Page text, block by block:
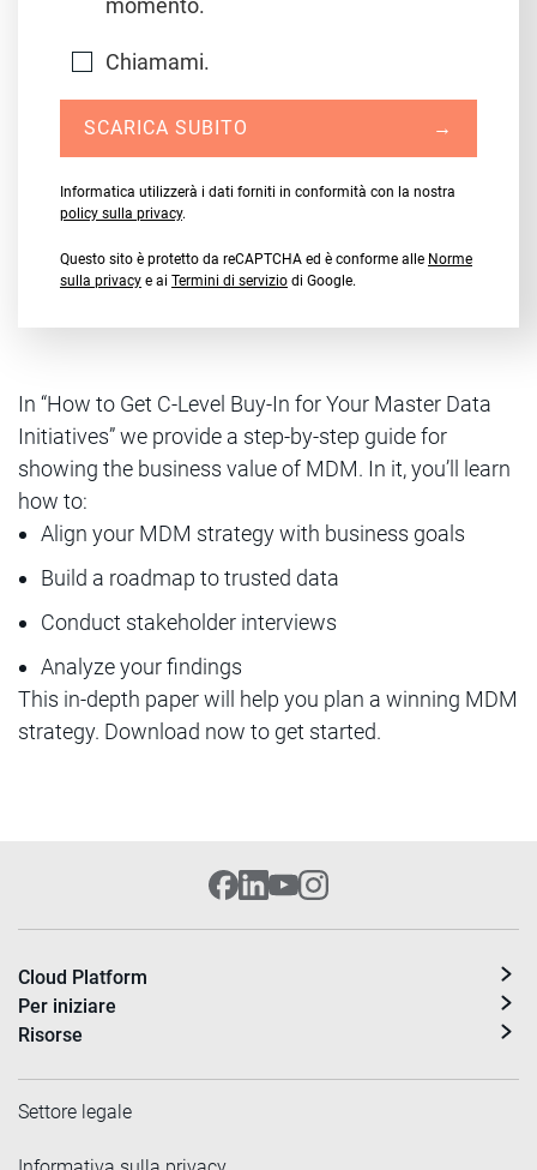
momento.
Chiamami.
SCARICA SUBITO →
Informatica utilizzerà i dati forniti in conformità con la nostra
policy sulla privacy.
Questo sito è protetto da reCAPTCHA ed è conforme alle Norme
sulla privacy e ai Termini di servizio di Google.
In “How to Get C-Level Buy-In for Your Master Data
Initiatives” we provide a step-by-step guide for
showing the business value of MDM. In it, you’ll learn
how to:
Align your MDM strategy with business goals
Build a roadmap to trusted data
Conduct stakeholder interviews
Analyze your findings
This in-depth paper will help you plan a winning MDM
strategy. Download now to get started.
Cloud Platform
Per iniziare
Risorse
Settore legale